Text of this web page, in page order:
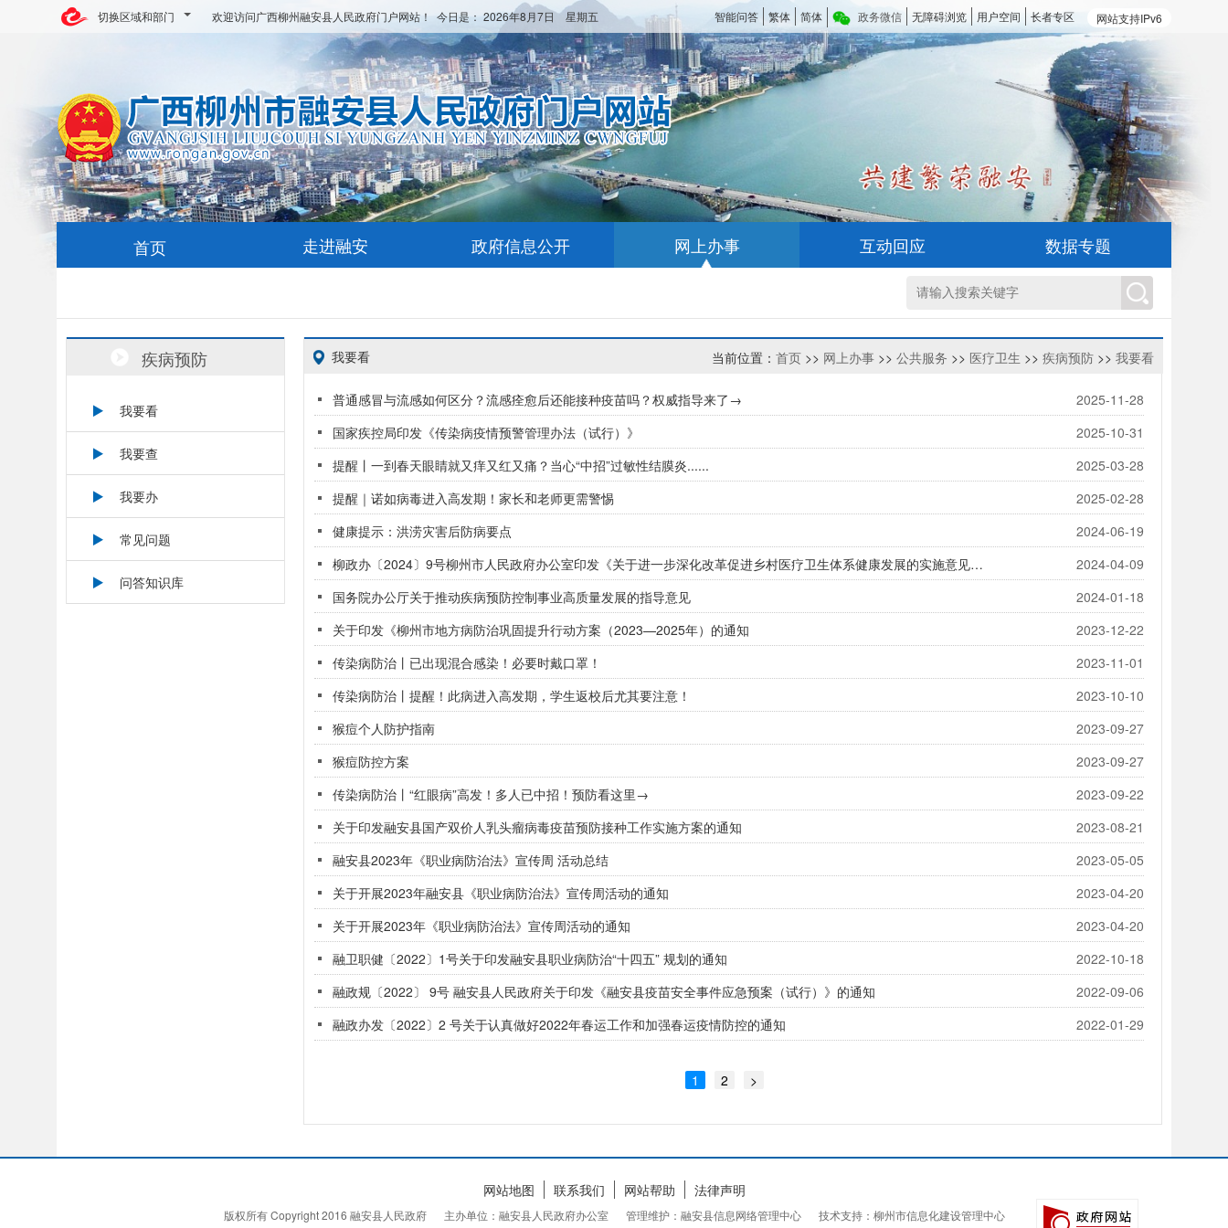
切换区域和部门 网站支持IPv6
智能问答 繁体 简体 政务微信 无障碍浏览 用户空间 长者专区
欢迎访问广西柳州融安县人民政府门户网站！ 今日是： 2026年8月7日 星期五
首页 走进融安 政府信息公开 网上办事 互动回应 数据专题
疾病预防
我要看
我要查
我要办
常见问题
问答知识库
我要看 当前位置： 首页 >> 网上办事 >> 公共服务 >> 医疗卫生 >> 疾病预防 >> 我要看
普通感冒与流感如何区分？流感痊愈后还能接种疫苗吗？权威指导来了→
2025-11-28
国家疾控局印发《传染病疫情预警管理办法（试行）》
2025-10-31
提醒丨一到春天眼睛就又痒又红又痛？当心“中招”过敏性结膜炎......
2025-03-28
提醒｜诺如病毒进入高发期！家长和老师更需警惕
2025-02-28
健康提示：洪涝灾害后防病要点
2024-06-19
柳政办〔2024〕9号柳州市人民政府办公室印发《关于进一步深化改革促进乡村医疗卫生体系健康发展的实施意见》的通知
2024-04-09
国务院办公厅关于推动疾病预防控制事业高质量发展的指导意见
2024-01-18
关于印发《柳州市地方病防治巩固提升行动方案（2023—2025年）的通知
2023-12-22
传染病防治丨已出现混合感染！必要时戴口罩！
2023-11-01
传染病防治丨提醒！此病进入高发期，学生返校后尤其要注意！
2023-10-10
猴痘个人防护指南
2023-09-27
猴痘防控方案
2023-09-27
传染病防治丨“红眼病”高发！多人已中招！预防看这里→
2023-09-22
关于印发融安县国产双价人乳头瘤病毒疫苗预防接种工作实施方案的通知
2023-08-21
融安县2023年《职业病防治法》宣传周 活动总结
2023-05-05
关于开展2023年融安县《职业病防治法》宣传周活动的通知
2023-04-20
关于开展2023年《职业病防治法》宣传周活动的通知
2023-04-20
融卫职健〔2022〕1号关于印发融安县职业病防治“十四五” 规划的通知
2022-10-18
融政规〔2022〕 9号 融安县人民政府关于印发《融安县疫苗安全事件应急预案（试行）》的通知
2022-09-06
融政办发〔2022〕2 号关于认真做好2022年春运工作和加强春运疫情防控的通知
2022-01-29
1 2 >
网站地图 联系我们 网站帮助 法律声明
版权所有 Copyright 2016 融安县人民政府 主办单位：融安县人民政府办公室 管理维护：融安县信息网络管理中心 技术支持：柳州市信息化建设管理中心